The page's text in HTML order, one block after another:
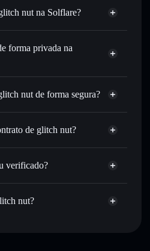
nut na Solflare?
Solflare
— trocar GLITCHNUT por
outros tokens Solana com
transações ao teu
— transferir GLITCHNUT sem
Solflare
real— monitorizar o preço,
mercado e liquidez de
forma privada na
Agregador de Privacidade
glitch nut
nut de forma segura?
glitch nut
carteira
de glitch nut?
glitch nut
verificado?
está verificado
nut?